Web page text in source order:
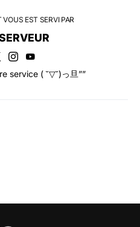
EST SERVI PAR
service ( ˘▽˘)っ旦””